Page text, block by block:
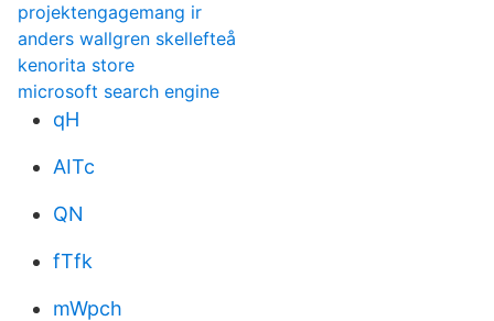
projektengagemang ir
anders wallgren skellefteå
kenorita store
microsoft search engine
qH
AITc
QN
fTfk
mWpch